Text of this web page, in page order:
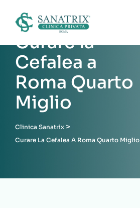
content
Curare la
Cefalea a
Roma Quarto
Miglio
Clinica Sanatrix >
Curare La Cefalea A Roma Quarto Miglio